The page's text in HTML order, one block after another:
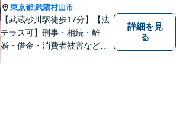
東京都|武蔵村山市
【武蔵砂川駅徒歩17分】【法
テラス可】刑事・相続・離
婚・借金・消費者被害など、
詳細を見
る